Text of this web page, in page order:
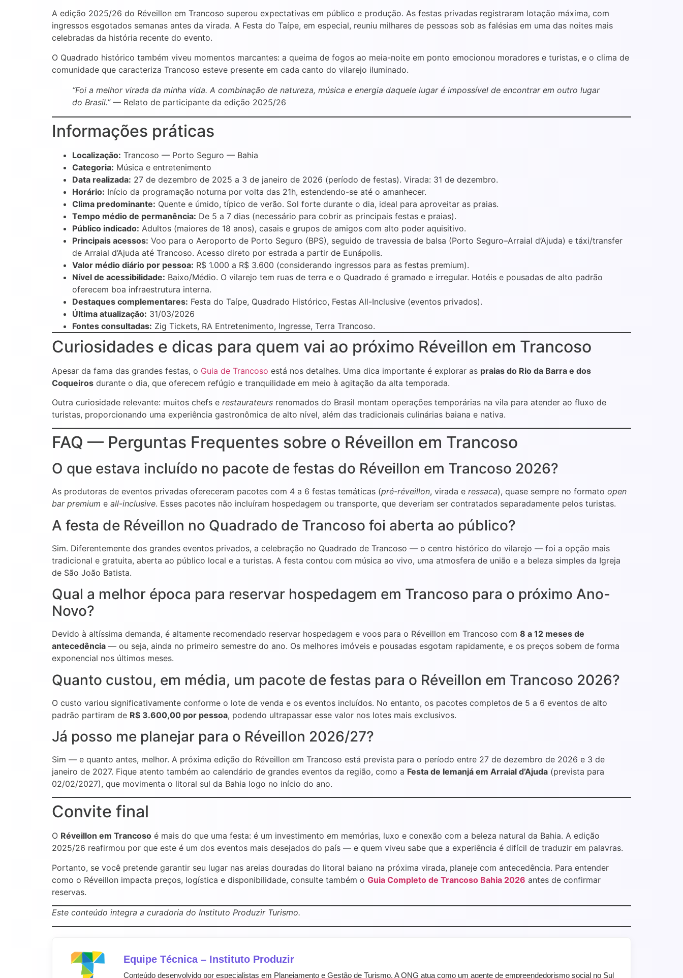
A edição 2025/26 do Réveillon em Trancoso superou expectativas em público e produção. As festas privadas registraram lotação máxima, com
ingressos esgotados semanas antes da virada. A Festa do Taípe, em especial, reuniu milhares de pessoas sob as falésias em uma das noites mais
celebradas da história recente do evento.
O Quadrado histórico também viveu momentos marcantes: a queima de fogos ao meia-noite em ponto emocionou moradores e turistas, e o clima de
comunidade que caracteriza Trancoso esteve presente em cada canto do vilarejo iluminado.
“Foi a melhor virada da minha vida. A combinação de natureza, música e energia daquele lugar é impossível de encontrar em outro lugar
do Brasil.”— Relato de participante da edição 2025/26
Informações práticas
Localização: Trancoso — Porto Seguro — Bahia
Categoria: Música e entretenimento
Data realizada: 27 de dezembro de 2025 a 3 de janeiro de 2026 (período de festas). Virada: 31 de dezembro.
Horário: Início da programação noturna por volta das 21h, estendendo-se até o amanhecer.
Clima predominante: Quente e úmido, típico de verão. Sol forte durante o dia, ideal para aproveitar as praias.
Tempo médio de permanência: De 5 a 7 dias (necessário para cobrir as principais festas e praias).
Público indicado: Adultos (maiores de 18 anos), casais e grupos de amigos com alto poder aquisitivo.
Principais acessos: Voo para o Aeroporto de Porto Seguro (BPS), seguido de travessia de balsa (Porto Seguro–Arraial d’Ajuda) e táxi/transfer
de Arraial d’Ajuda até Trancoso. Acesso direto por estrada a partir de Eunápolis.
Valor médio diário por pessoa: R$ 1.000 a R$ 3.600 (considerando ingressos para as festas premium).
Nível de acessibilidade: Baixo/Médio. O vilarejo tem ruas de terra e o Quadrado é gramado e irregular. Hotéis e pousadas de alto padrão
oferecem boa infraestrutura interna.
Destaques complementares: Festa do Taípe, Quadrado Histórico, Festas All-Inclusive (eventos privados).
Última atualização: 31/03/2026
Fontes consultadas: Zig Tickets, RA Entretenimento, Ingresse, Terra Trancoso.
Curiosidades e dicas para quem vai ao próximo Réveillon em Trancoso
Apesar da fama das grandes festas, o Guia de Trancoso está nos detalhes. Uma dica importante é explorar as praias do Rio da Barra e dos
Coqueiros durante o dia, que oferecem refúgio e tranquilidade em meio à agitação da alta temporada.
Outra curiosidade relevante: muitos chefs e restaurateurs renomados do Brasil montam operações temporárias na vila para atender ao fluxo de
turistas, proporcionando uma experiência gastronômica de alto nível, além das tradicionais culinárias baiana e nativa.
FAQ — Perguntas Frequentes sobre o Réveillon em Trancoso
O que estava incluído no pacote de festas do Réveillon em Trancoso 2026?
As produtoras de eventos privadas ofereceram pacotes com 4 a 6 festas temáticas (pré-réveillon, virada e ressaca), quase sempre no formato open
bar premium e all-inclusive. Esses pacotes não incluíram hospedagem ou transporte, que deveriam ser contratados separadamente pelos turistas.
A festa de Réveillon no Quadrado de Trancoso foi aberta ao público?
Sim. Diferentemente dos grandes eventos privados, a celebração no Quadrado de Trancoso — o centro histórico do vilarejo — foi a opção mais
tradicional e gratuita, aberta ao público local e a turistas. A festa contou com música ao vivo, uma atmosfera de união e a beleza simples da Igreja
de São João Batista.
Qual a melhor época para reservar hospedagem em Trancoso para o próximo Ano-
Novo?
Devido à altíssima demanda, é altamente recomendado reservar hospedagem e voos para o Réveillon em Trancoso com 8 a 12 meses de
antecedência — ou seja, ainda no primeiro semestre do ano. Os melhores imóveis e pousadas esgotam rapidamente, e os preços sobem de forma
exponencial nos últimos meses.
Quanto custou, em média, um pacote de festas para o Réveillon em Trancoso 2026?
O custo variou significativamente conforme o lote de venda e os eventos incluídos. No entanto, os pacotes completos de 5 a 6 eventos de alto
padrão partiram de R$ 3.600,00 por pessoa, podendo ultrapassar esse valor nos lotes mais exclusivos.
Já posso me planejar para o Réveillon 2026/27?
Sim — e quanto antes, melhor. A próxima edição do Réveillon em Trancoso está prevista para o período entre 27 de dezembro de 2026 e 3 de
janeiro de 2027. Fique atento também ao calendário de grandes eventos da região, como a Festa de Iemanjá em Arraial d’Ajuda (prevista para
02/02/2027), que movimenta o litoral sul da Bahia logo no início do ano.
Convite final
O Réveillon em Trancoso é mais do que uma festa: é um investimento em memórias, luxo e conexão com a beleza natural da Bahia. A edição
2025/26 reafirmou por que este é um dos eventos mais desejados do país — e quem viveu sabe que a experiência é difícil de traduzir em palavras.
Portanto, se você pretende garantir seu lugar nas areias douradas do litoral baiano na próxima virada, planeje com antecedência. Para entender
como o Réveillon impacta preços, logística e disponibilidade, consulte também o Guia Completo de Trancoso Bahia 2026 antes de confirmar
reservas.
Este conteúdo integra a curadoria do Instituto Produzir Turismo.
Equipe Técnica – Instituto Produzir
Conteúdo desenvolvido por especialistas em Planejamento e Gestão de Turismo. A ONG atua como um agente de empreendedorismo social no Sul